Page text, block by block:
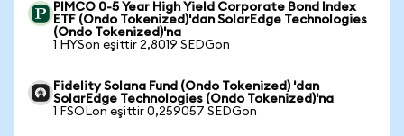
PIMCO 0-5 Year High Yield Corporate Bond Index
ETF (Ondo Tokenized)'dan SolarEdge Technologies
(Ondo Tokenized)'na
1 HYSon eşittir 2,8019 SEDGon
Fidelity Solana Fund (Ondo Tokenized) 'dan
SolarEdge Technologies (Ondo Tokenized)'na
1 FSOLon eşittir 0,259057 SEDGon